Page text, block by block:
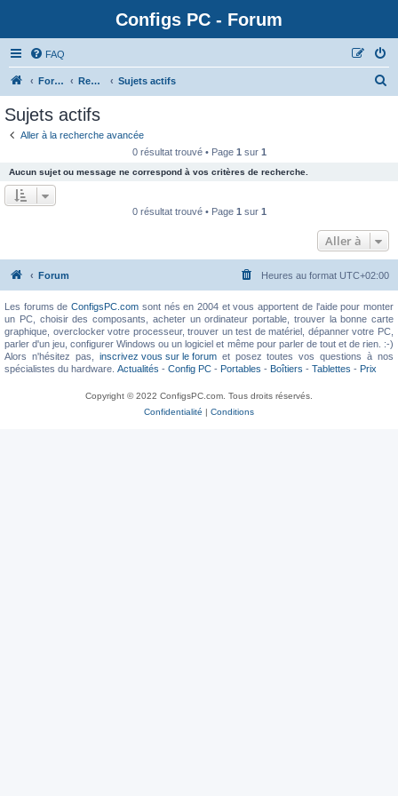
Configs PC - Forum
FAQ
Forum Rechercher Sujets actifs
Sujets actifs
Aller à la recherche avancée
0 résultat trouvé • Page 1 sur 1
Aucun sujet ou message ne correspond à vos critères de recherche.
0 résultat trouvé • Page 1 sur 1
Aller à
Forum Heures au format UTC+02:00
Les forums deConfigsPC.com sont nés en 2004 et vous apportent de l'aide pour monter
un PC, choisir des composants, acheter un ordinateur portable, trouver la bonne carte
graphique, overclocker votre processeur, trouver un test de matériel, dépanner votre PC,
parler d'un jeu, configurer Windows ou un logiciel et même pour parler de tout et de rien. :-)
Alors n'hésitez pas, inscrivez vous sur le forumet posez toutes vos questions à nos
spécialistes du hardware. Actualités - Config PC - Portables - Boîtiers - Tablettes - Prix
Copyright © 2022 ConfigsPC.com. Tous droits réservés.
Confidentialité | Conditions